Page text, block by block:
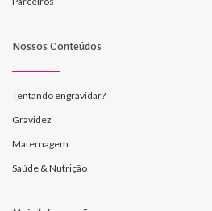
Nossos Conteúdos
Tentando engravidar?
Gravidez
Maternagem
Saúde & Nutrição